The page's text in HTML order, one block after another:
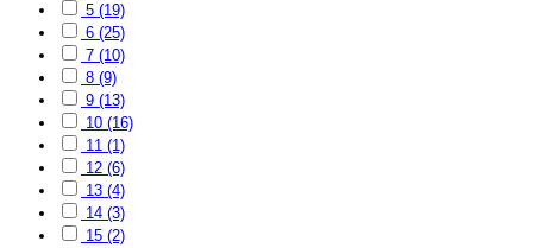
5 (19)
6 (25)
7 (10)
8 (9)
9 (13)
10 (16)
11 (1)
12 (6)
13 (4)
14 (3)
15 (2)